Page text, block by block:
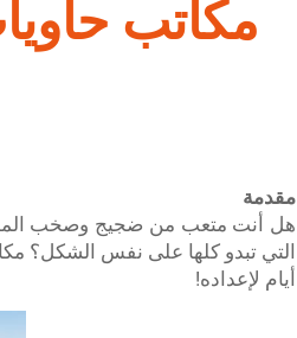
مقدمة
هل أنت متعب من ضجيج وصخب
أيام لإعداده!